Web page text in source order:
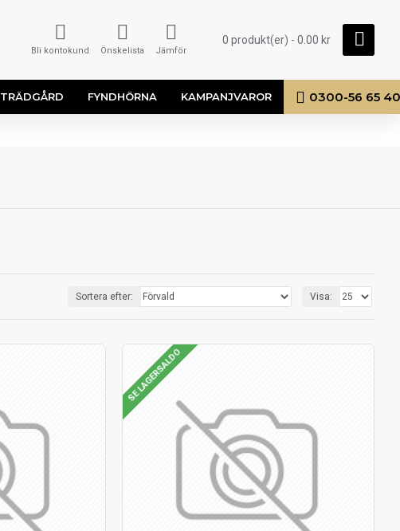
Bli kontokund Önskelista Jämför
0 produkt(er) - 0.00 kr
TRÄDGÅRD FYNDHÖRNA KAMPANJVAROR 0300-56 65 40
Sortera efter: Visa:
SE LAGERSALDO